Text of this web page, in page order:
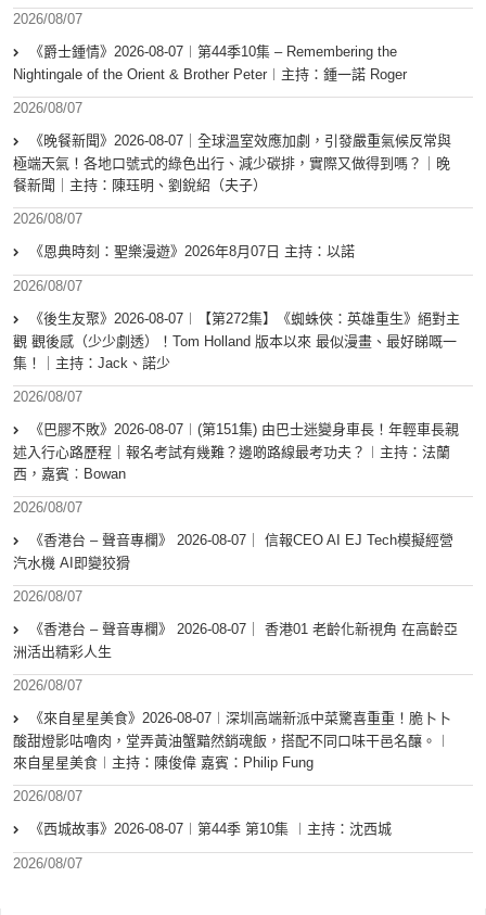
2026/08/07
《爵士鍾情》2026-08-07︱第44季10集 – Remembering the
Nightingale of the Orient & Brother Peter︱主持：鍾一諾 Roger
2026/08/07
《晚餐新聞》2026-08-07｜全球溫室效應加劇，引發嚴重氣候反常與
極端天氣！各地口號式的綠色出行、減少碳排，實際又做得到嗎？｜晚
餐新聞｜主持：陳珏明、劉銳紹（夫子）
2026/08/07
《恩典時刻：聖樂漫遊》2026年8月07日 主持：以諾
2026/08/07
《後生友聚》2026-08-07︱【第272集】《蜘蛛俠：英雄重生》絕對主
觀 觀後感（少少劇透）！Tom Holland 版本以來 最似漫畫、最好睇嘅一
集！｜主持：Jack、諾少
2026/08/07
《巴膠不敗》2026-08-07︱(第151集) 由巴士迷變身車長！年輕車長親
述入行心路歷程｜報名考試有幾難？邊啲路線最考功夫？︱主持：法蘭
西，嘉賓︰Bowan
2026/08/07
《香港台 – 聲音專欄》 2026-08-07｜ 信報CEO AI EJ Tech模擬經營
汽水機 AI即變狡猾
2026/08/07
《香港台 – 聲音專欄》 2026-08-07｜ 香港01 老齡化新視角 在高齡亞
洲活出精彩人生
2026/08/07
《來自星星美食》2026-08-07︱深圳高端新派中菜驚喜重重！脆卜卜
酸甜燈影咕嚕肉，堂弄黃油蟹黯然銷魂飯，搭配不同口味干邑名釀。︱
來自星星美食︱主持：陳俊偉 嘉賓：Philip Fung
2026/08/07
《西城故事》2026-08-07︱第44季 第10集 ︱主持：沈西城
2026/08/07